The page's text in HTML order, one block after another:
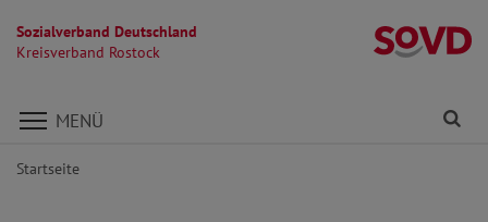
Sozialverband Deutschland
Kreisverband Rostock
Direkt zu den Inhalten springen
MENÜ
Startseite